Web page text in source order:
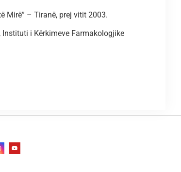
Mirë” – Tiranë, prej vitit 2003.
Instituti i Kërkimeve Farmakologjike